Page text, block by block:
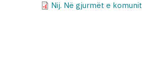
Nij. Në gjurmët e